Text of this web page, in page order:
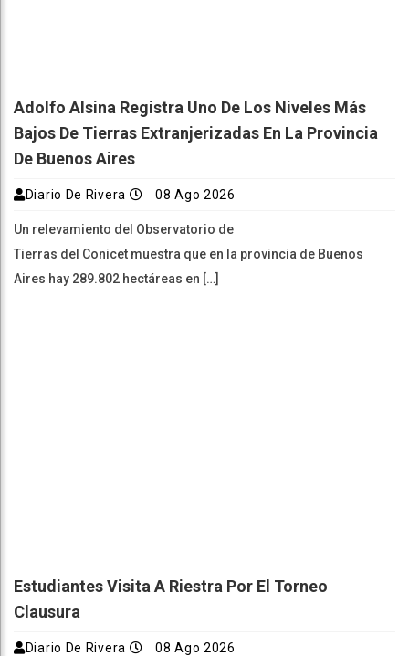
Adolfo Alsina Registra Uno De Los Niveles Más
Bajos De Tierras Extranjerizadas En La Provincia
De Buenos Aires
Diario De Rivera 08 Ago 2026
Un relevamiento del Observatorio de
Tierras del Conicet muestra que en la provincia de Buenos
Aires hay 289.802 hectáreas en […]
Estudiantes Visita A Riestra Por El Torneo
Clausura
Diario De Rivera 08 Ago 2026